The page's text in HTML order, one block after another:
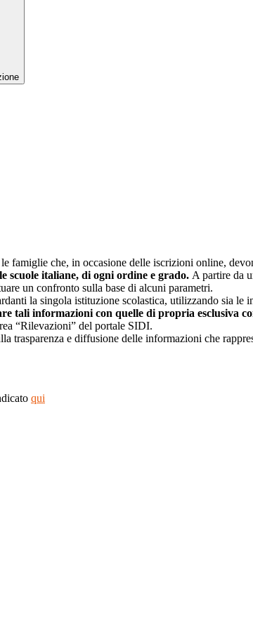
famiglie che, in occasione delle iscrizioni online,
scuole italiane, di ogni ordine e grado. A partire da
un confronto sulla base di alcuni parametri.
la singola istituzione scolastica, utilizzando sia
tali informazioni con quelle di propria esclusiva
“Rilevazioni” del portale SIDI.
trasparenza e diffusione delle informazioni che
qui